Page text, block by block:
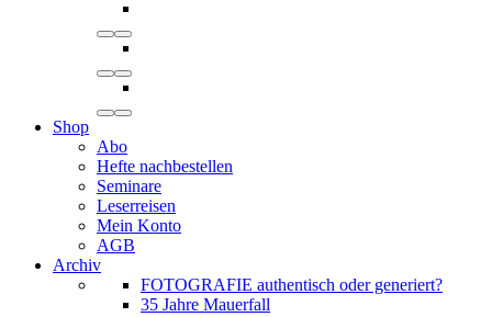
Shop
Abo
Hefte nachbestellen
Seminare
Leserreisen
Mein Konto
AGB
Archiv
FOTOGRAFIE authentisch oder generiert?
35 Jahre Mauerfall